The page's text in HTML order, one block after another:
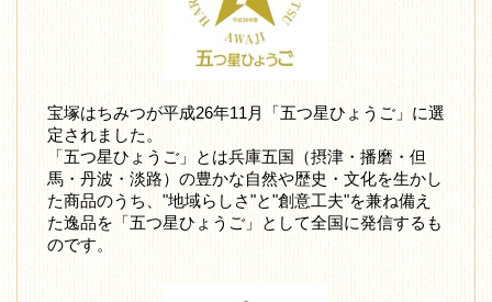
宝塚はちみつが平成26年11月「五つ星ひょうご」に選
定されました。
「五つ星ひょうご」とは兵庫五国（摂津・播磨・但
馬・丹波・淡路）の豊かな自然や歴史・文化を生かし
た商品のうち、"地域らしさ"と"創意工夫"を兼ね備え
た逸品を「五つ星ひょうご」として全国に発信するも
のです。